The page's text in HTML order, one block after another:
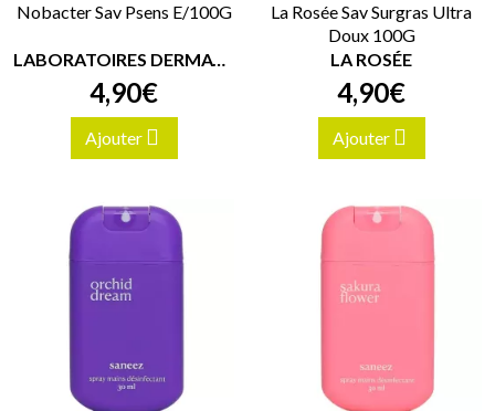
Nobacter Sav Psens E/100G
LABORATOIRES DERMATOLOGIQUES EUCERIN
4,90€
Ajouter
La Rosée Sav Surgras Ultra
Doux 100G
LA ROSÉE
4,90€
Ajouter